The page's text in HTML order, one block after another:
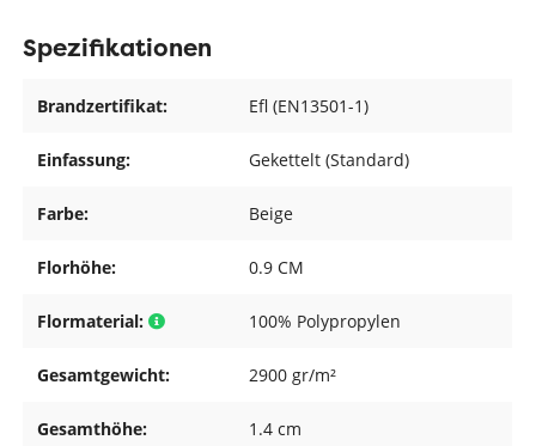
Spezifikationen
Brandzertifikat: Efl (EN13501-1)
Einfassung: Gekettelt (Standard)
Farbe: Beige
Florhöhe: 0.9 CM
Flormaterial: 100% Polypropylen
Gesamtgewicht: 2900 gr/m²
Gesamthöhe: 1.4 cm